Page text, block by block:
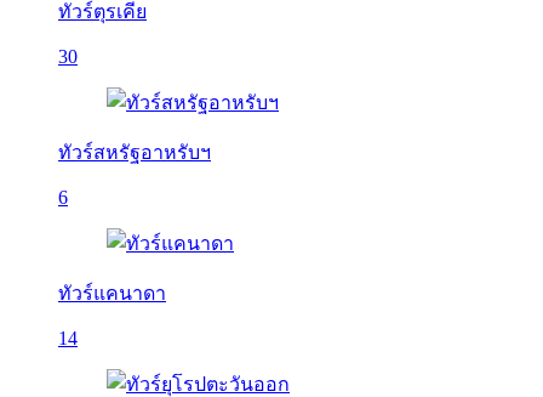
ทัวร์ตุรเคีย
30
ทัวร์สหรัฐอาหรับฯ
6
ทัวร์แคนาดา
14